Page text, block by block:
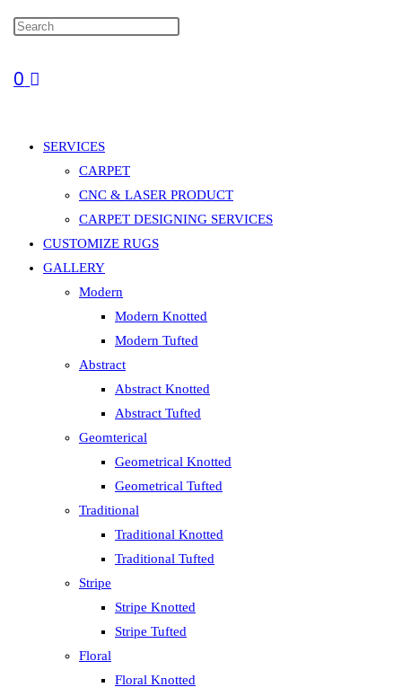
0
SERVICES
CARPET
CNC & LASER PRODUCT
CARPET DESIGNING SERVICES
CUSTOMIZE RUGS
GALLERY
Modern
Modern Knotted
Modern Tufted
Abstract
Abstract Knotted
Abstract Tufted
Geomterical
Geometrical Knotted
Geometrical Tufted
Traditional
Traditional Knotted
Traditional Tufted
Stripe
Stripe Knotted
Stripe Tufted
Floral
Floral Knotted